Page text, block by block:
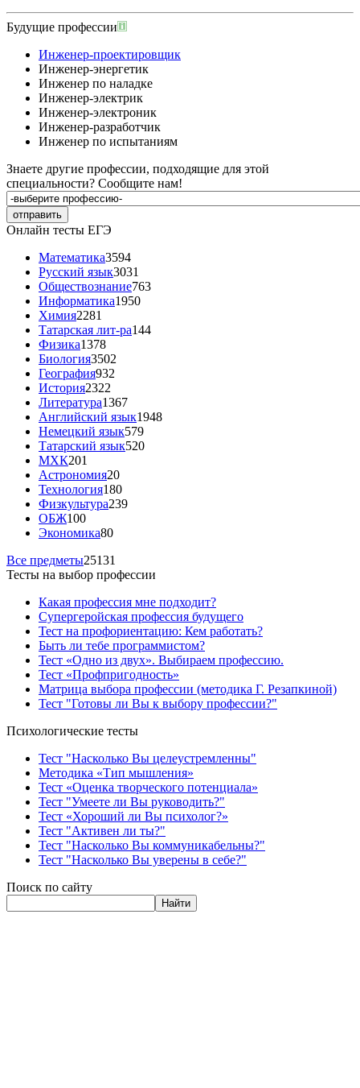
Будущие профессии
Инженер-проектировщик
Инженер-энергетик
Инженер по наладке
Инженер-электрик
Инженер-электроник
Инженер-разработчик
Инженер по испытаниям
Знаете другие профессии, подходящие для этой
специальности? Сообщите нам!
Онлайн тесты ЕГЭ
Математика3594
Русский язык3031
Обществознание763
Информатика1950
Химия2281
Татарская лит-ра144
Физика1378
Биология3502
География932
История2322
Литература1367
Английский язык1948
Немецкий язык579
Татарский язык520
МХК201
Астрономия20
Технология180
Физкультура239
ОБЖ100
Экономика80
Все предметы25131
Тесты на выбор профессии
Какая профессия мне подходит?
Супергеройская профессия будущего
Тест на профориентацию: Кем работать?
Быть ли тебе программистом?
Тест «Одно из двух». Выбираем профессию.
Тест «Профпригодность»
Матрица выбора профессии (методика Г. Резапкиной)
Тест "Готовы ли Вы к выбору профессии?"
Психологические тесты
Тест "Насколько Вы целеустремленны"
Методика «Тип мышления»
Тест «Оценка творческого потенциала»
Тест "Умеете ли Вы руководить?"
Тест «Хороший ли Вы психолог?»
Тест "Активен ли ты?"
Тест "Насколько Вы коммуникабельны?"
Тест "Насколько Вы уверены в себе?"
Поиск по сайту
Найти